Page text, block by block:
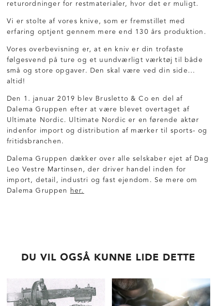
returordninger for restmaterialer, hvor det er muligt.
Vi er stolte af vores knive, som er fremstillet med
erfaring optjent gennem mere end 130 års produktion.
Vores overbevisning er, at en kniv er din trofaste
følgesvend på ture og et uundværligt værktøj til både
små og store opgaver. Den skal være ved din side...
altid!
Den 1. januar 2019 blev Brusletto & Co en del af
Dalema Gruppen efter at være blevet overtaget af
Ultimate Nordic. Ultimate Nordic er en førende aktør
indenfor import og distribution af mærker til sports- og
fritidsbranchen.
Dalema Gruppen dækker over alle selskaber ejet af Dag
Leo Vestre Martinsen, der driver handel inden for
import, detail, industri og fast ejendom. Se mere om
Dalema Gruppen
her.
DU VIL OGSÅ KUNNE LIDE DETTE